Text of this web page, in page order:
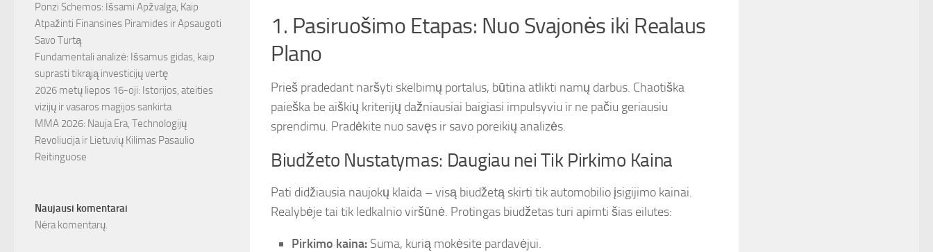
1. Pasiruošimo Etapas: Nuo Svajonės iki Realaus
Plano
Prieš pradedant naršyti skelbimų portalus, būtina atlikti namų darbus. Chaotiška
paieška be aiškių kriterijų dažniausiai baigiasi impulsyviu ir ne pačiu geriausiu
sprendimu. Pradėkite nuo savęs ir savo poreikių analizės.
Biudžeto Nustatymas: Daugiau nei Tik Pirkimo Kaina
Pati didžiausia naujokų klaida – visą biudžetą skirti tik automobilio įsigijimo kainai.
Realybėje tai tik ledkalnio viršūnė. Protingas biudžetas turi apimti šias eilutes:
Pirkimo kaina: Suma, kurią mokėsite pardavėjui.
Ponzi Schemos: Išsami Apžvalga, Kaip
Atpažinti Finansines Piramides ir Apsaugoti
Savo Turtą
Fundamentali analizė: Išsamus gidas, kaip
suprasti tikrąją investicijų vertę
2026 metų liepos 16-oji: Istorijos, ateities
vizijų ir vasaros magijos sankirta
MMA 2026: Nauja Era, Technologijų
Revoliucija ir Lietuvių Kilimas Pasaulio
Reitinguose
Naujausi komentarai
Nėra komentarų.